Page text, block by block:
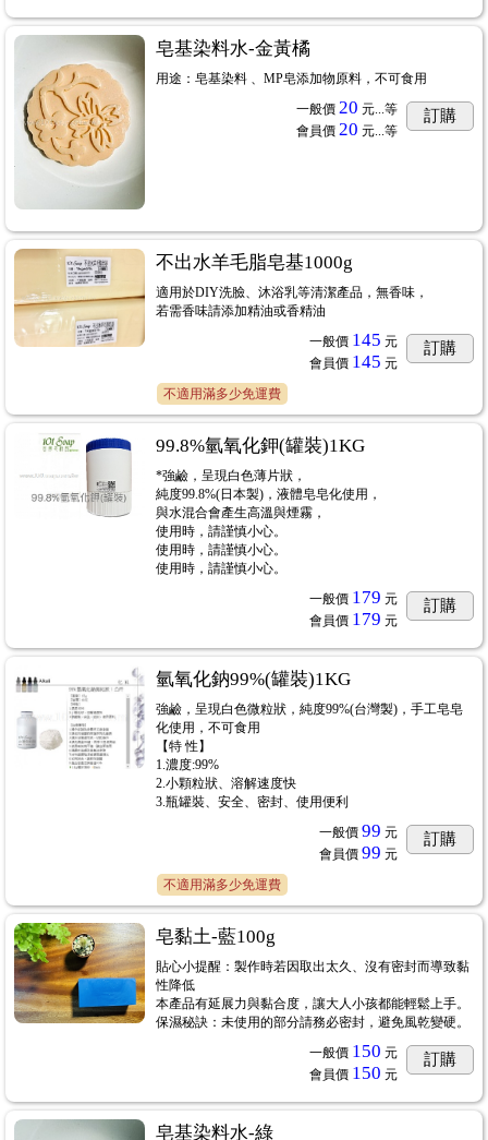
皂基染料水-金黃橘
用途：皂基染料 、MP皂添加物原料，不可食用
一般價 20 元... 等
會員價 20 元... 等
訂購
不出水羊毛脂皂基1000g
適用於DIY洗臉、沐浴乳等清潔產品，無香味，
若需香味請添加精油或香精油
一般價 145 元
會員價 145 元
訂購
不適用滿多少免運費
99.8%氫氧化鉀(罐裝)1KG
*強鹼，呈現白色薄片狀，
純度99.8%(日本製)，液體皂皂化使用，
與水混合會產生高溫與煙霧，
使用時，請謹慎小心。
使用時，請謹慎小心。
使用時，請謹慎小心。
一般價 179 元
會員價 179 元
訂購
氫氧化鈉99%(罐裝)1KG
強鹼，呈現白色微粒狀，純度99%(台灣製)，手工皂皂
化使用，不可食用
【特 性】
1.濃度:99%
2.小顆粒狀、溶解速度快
3.瓶罐裝、安全、密封、使用便利
一般價 99 元
會員價 99 元
訂購
不適用滿多少免運費
皂黏土-藍100g
貼心小提醒：製作時若因取出太久、沒有密封而導致黏
性降低
本產品有延展力與黏合度，讓大人小孩都能輕鬆上手。
保濕秘訣：未使用的部分請務必密封，避免風乾變硬。
一般價 150 元
會員價 150 元
訂購
皂基染料水-綠